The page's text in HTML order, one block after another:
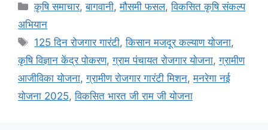
कृषि समाचार,बागवानी,मौसमी फसल,विकसित कृषि संकल्प
अभियान
125 दिन रोजगार गारंटी,किसान मजदूर कल्याण योजना,
कृषि विज्ञान केंद्र पोकरण,ग्राम पंचायत रोजगार योजना,ग्रामीण
आजीविका योजना,ग्रामीण रोजगार गारंटी मिशन,मनरेगा नई
योजना 2025,विकसित भारत जी राम जी योजना